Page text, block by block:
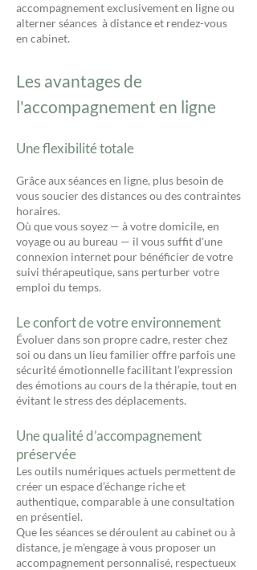
accompagnement exclusivement en ligne ou
alterner séances à distance et rendez-vous
en cabinet.
Les avantages de
l'accompagnement en ligne
Une flexibilité totale
Grâce aux séances en ligne, plus besoin de
vous soucier des distances ou des contraintes
horaires.
Où que vous soyez — à votre domicile, en
voyage ou au bureau — il vous suffit d'une
connexion internet pour bénéficier de votre
suivi thérapeutique, sans perturber votre
emploi du temps.
Le confort de votre environnement
Évoluer dans son propre cadre, rester chez
soi ou dans un lieu familier offre parfois une
sécurité émotionnelle facilitant l’expression
des émotions au cours de la thérapie, tout en
évitant le stress des déplacements.
Une qualité d’accompagnement
préservée
Les outils numériques actuels permettent de
créer un espace d’échange riche et
authentique, comparable à une consultation
en présentiel.
Que les séances se déroulent au cabinet ou à
distance, je m'engage à vous proposer un
accompagnement personnalisé, respectueux